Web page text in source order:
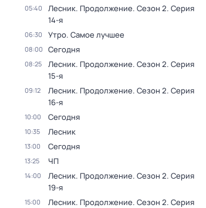
05:40 Лесник. Продолжение. Сезон 2. Серия
14-я
06:30 Утро. Самое лучшее
08:00 Сегодня
08:25 Лесник. Продолжение. Сезон 2. Серия
15-я
09:12 Лесник. Продолжение. Сезон 2. Серия
16-я
10:00 Сегодня
10:35 Лесник
13:00 Сегодня
13:25 ЧП
14:00 Лесник. Продолжение. Сезон 2. Серия
19-я
15:00 Лесник. Продолжение. Сезон 2. Серия